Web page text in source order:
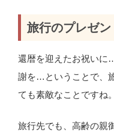
旅行のプレゼン
還暦を迎えたお祝いに
謝を…ということで、
ても素敵なことですね。
旅行先でも、高齢の親